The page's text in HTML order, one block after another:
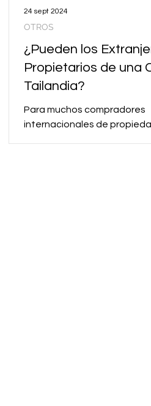
¿Pueden los
Propietarios de una
Tailandia?
Para muchos compradores
internacionales de
OTROS
24 sept 2024